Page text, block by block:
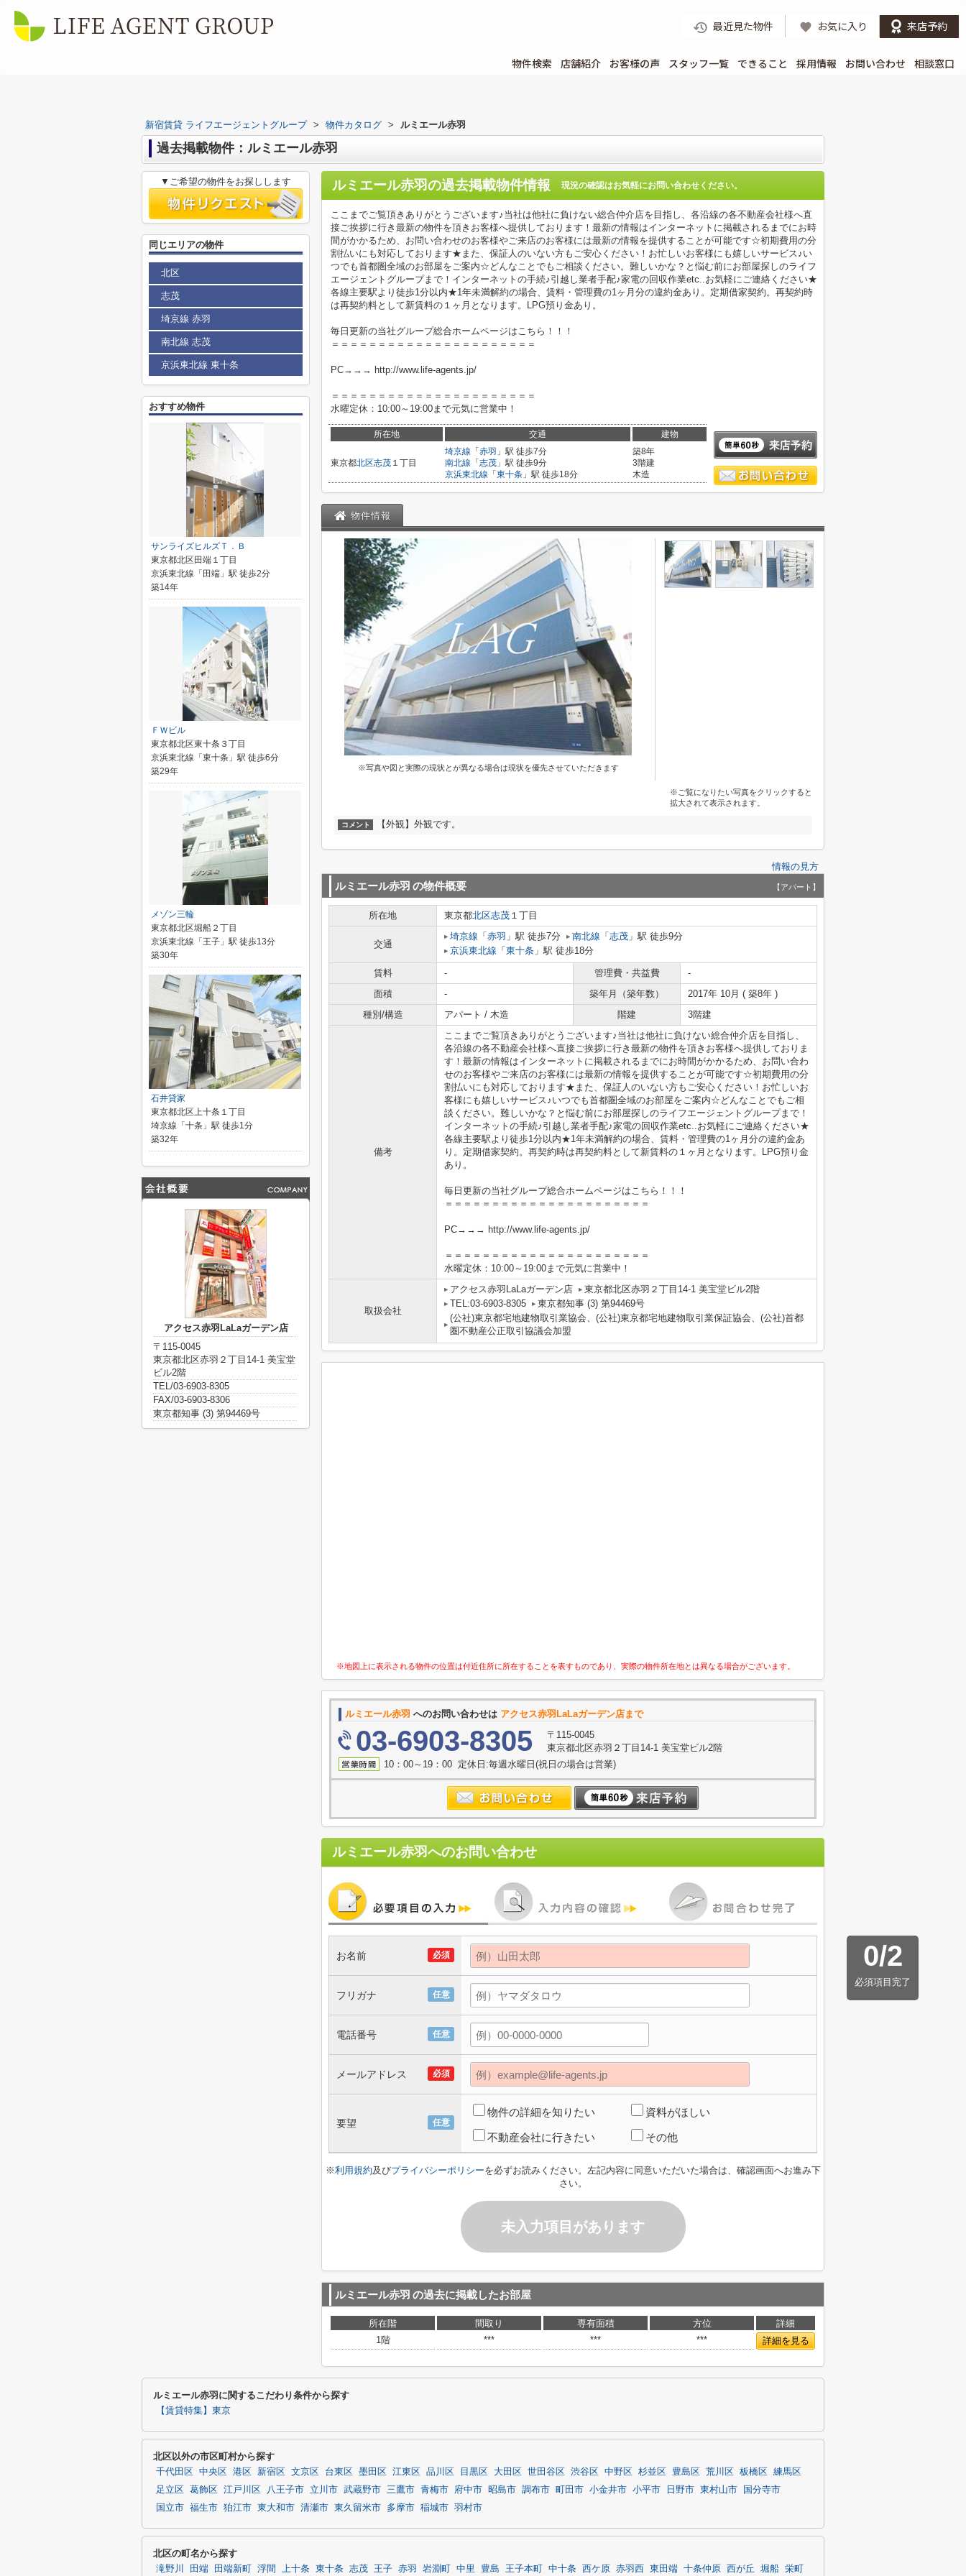
最近見た物件 お気に入り 来店予約
物件検索 店舗紹介 お客様の声 スタッフ一覧 できること 採用情報 お問い合わせ 相談窓口
新宿賃貸 ライフエージェントグループ > 物件カタログ > ルミエール赤羽
過去掲載物件：ルミエール赤羽
ルミエール赤羽の過去掲載物件情報 現況の確認はお気軽にお問い合わせください。
ここまでご覧頂きありがとうございます♪当社は他社に負けない総合仲介店を目指し、各沿線の各不動産会社様へ直
接ご挨拶に行き最新の物件を頂きお客様へ提供しております！最新の情報はインターネットに掲載されるまでにお時
間がかかるため、お問い合わせのお客様やご来店のお客様には最新の情報を提供することが可能です☆初期費用の分
割払いにも対応しております★また、保証人のいない方もご安心ください！お忙しいお客様にも嬉しいサービス♪い
つでも首都圏全域のお部屋をご案内☆どんなことでもご相談ください。難しいかな？と悩む前にお部屋探しのライフ
エージェントグループまで！インターネットの手続♪引越し業者手配♪家電の回収作業etc..お気軽にご連絡ください★
各線主要駅より徒歩1分以内★1年未満解約の場合、賃料・管理費の1ヶ月分の違約金あり。定期借家契約。再契約時
は再契約料として新賃料の１ヶ月となります。LPG預り金あり。
毎日更新の当社グループ総合ホームページはこちら！！！
＝＝＝＝＝＝＝＝＝＝＝＝＝＝＝＝＝＝＝＝＝＝
PC→→→ http://www.life-agents.jp/
＝＝＝＝＝＝＝＝＝＝＝＝＝＝＝＝＝＝＝＝＝＝
水曜定休：10:00～19:00まで元気に営業中！
所在地 交通 建物
東京都北区志茂 １丁目
埼京線 「 赤羽 」駅 徒歩7分
南北線 「 志茂 」駅 徒歩9分
京浜東北線 「 東十条 」駅 徒歩18分
築8年
3階建
木造
物件情報
※写真や図と実際の現状とが異なる場合は現状を優先させていただきます
※ご覧になりたい写真をクリックすると
拡大されて表示されます。
コメント 【外観】外観です。
情報の見方
ルミエール赤羽 の物件概要 【アパート】
所在地 東京都北区志茂 １丁目
交通
埼京線 「 赤羽 」駅 徒歩7分 南北線 「 志茂 」駅 徒歩9分
京浜東北線 「 東十条 」駅 徒歩18分
賃料 - 管理費・共益費
-
面積
- 築年月（築年数）
2017年 10月 ( 築8年 )
種別/構造
アパート / 木造 階建 3階建
備考
ここまでご覧頂きありがとうございます♪当社は他社に負けない総合仲介店を目指し、
各沿線の各不動産会社様へ直接ご挨拶に行き最新の物件を頂きお客様へ提供しておりま
す！最新の情報はインターネットに掲載されるまでにお時間がかかるため、お問い合わ
せのお客様やご来店のお客様には最新の情報を提供することが可能です☆初期費用の分
割払いにも対応しております★また、保証人のいない方もご安心ください！お忙しいお
客様にも嬉しいサービス♪いつでも首都圏全域のお部屋をご案内☆どんなことでもご相
談ください。難しいかな？と悩む前にお部屋探しのライフエージェントグループまで！
インターネットの手続♪引越し業者手配♪家電の回収作業etc..お気軽にご連絡ください★
各線主要駅より徒歩1分以内★1年未満解約の場合、賃料・管理費の1ヶ月分の違約金あ
り。定期借家契約。再契約時は再契約料として新賃料の１ヶ月となります。LPG預り金
あり。
毎日更新の当社グループ総合ホームページはこちら！！！
＝＝＝＝＝＝＝＝＝＝＝＝＝＝＝＝＝＝＝＝＝＝
PC→→→ http://www.life-agents.jp/
＝＝＝＝＝＝＝＝＝＝＝＝＝＝＝＝＝＝＝＝＝＝
水曜定休：10:00～19:00まで元気に営業中！
取扱会社
アクセス赤羽LaLaガーデン店
東京都北区赤羽２丁目14-1 美宝堂ビル2階
TEL:03-6903-8305
東京都知事 (3) 第94469号
(公社)東京都宅地建物取引業協会、(公社)東京都宅地建物取引業保証協会、(公社)首都
圏不動産公正取引協議会加盟
※地図上に表示される物件の位置は付近住所に所在することを表すものであり、実際の物件所在地とは異なる場合がございます。
ルミエール赤羽 へのお問い合わせは アクセス赤羽LaLaガーデン店まで
03-6903-8305
〒115-0045
東京都北区赤羽２丁目14-1 美宝堂ビル2階
10：00～19：00 定休日:毎週水曜日(祝日の場合は営業)
ルミエール赤羽へのお問い合わせ
0/2
必須項目完了
必須
お名前
任意
フリガナ
任意
電話番号
必須
メールアドレス
任意
要望
物件の詳細を知りたい 資料がほしい
不動産会社に行きたい その他
※利用規約及びプライバシーポリシーを必ずお読みください。左記内容に同意いただいた場合は、確認画面へお進み下
さい。
未入力項目があります
ルミエール赤羽 の過去に掲載したお部屋
所在階 間取り 専有面積 方位
詳細
1階
*** *** *** 詳細を見る
▼ご希望の物件をお探しします
同じエリアの物件
北区
志茂
埼京線 赤羽
南北線 志茂
京浜東北線 東十条
おすすめ物件
サンライズヒルズＴ．Ｂ
東京都北区田端１丁目
京浜東北線「田端」駅 徒歩2分
築14年
ＦＷビル
東京都北区東十条３丁目
京浜東北線「東十条」駅 徒歩6分
築29年
メゾン三輪
東京都北区堀船２丁目
京浜東北線「王子」駅 徒歩13分
築30年
石井貸家
東京都北区上十条１丁目
埼京線「十条」駅 徒歩1分
築32年
アクセス赤羽LaLaガーデン店
〒115-0045
東京都北区赤羽２丁目14-1 美宝堂
ビル2階
TEL/03-6903-8305
FAX/03-6903-8306
東京都知事 (3) 第94469号
ルミエール赤羽に関するこだわり条件から探す
【賃貸特集】東京
北区以外の市区町村から探す
千代田区 中央区 港区 新宿区 文京区 台東区 墨田区 江東区 品川区 目黒区 大田区 世田谷区 渋谷区 中野区 杉並区 豊島区 荒川区 板橋区
練馬区
足立区
葛飾区 江戸川区 八王子市 立川市 武蔵野市 三鷹市 青梅市 府中市 昭島市 調布市 町田市 小金井市 小平市 日野市 東村山市
国分寺市
国立市 福生市 狛江市 東大和市 清瀬市 東久留米市 多摩市 稲城市 羽村市
北区の町名から探す
滝野川 田端 田端新町 浮間 上十条 東十条 志茂 王子 赤羽 岩淵町 中里 豊島 王子本町 中十条 西ケ原 赤羽西 東田端 十条仲原 西が丘 堀船 栄町